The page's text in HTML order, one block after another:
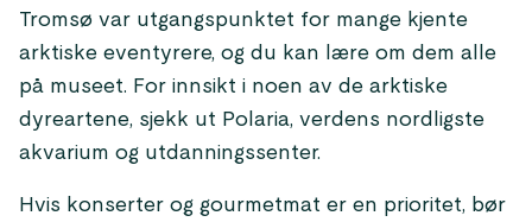
Tromsø var utgangspunktet for mange kjente
arktiske eventyrere, og du kan lære om dem alle
på museet. For innsikt i noen av de arktiske
dyreartene, sjekk ut Polaria, verdens nordligste
akvarium og utdanningssenter.
Hvis konserter og gourmetmat er en prioritet, bør